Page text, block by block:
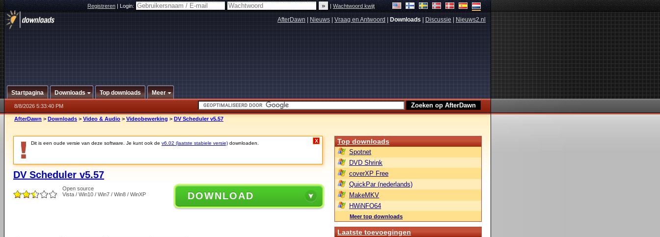
Registreren|Login: |Wachtwoord kwijt
AfterDawn Nieuws Vraag en Antwoord Downloads Discussie Nieuws2.nl
Startpagina Downloads Top downloads Meer
8/8/2026 5:33:40 PM
AfterDawn > Downloads > Video & Audio > Videobewerking > DV Scheduler v5.57
Dit is een oude versie van deze software. Je kunt ook de v6.02 (laatste stabiele versie) downloaden. X
DV Scheduler v5.57
Open source
Vista / Win10 / Win7 / Win8 / WinXP
DOWNLOAD
Top downloads
Spotnet
DVD Shrink
coverXP Free
QuickPar (nederlands)
MakeMKV
HWiNFO64
Meer top downloads
Laatste toevoegingen